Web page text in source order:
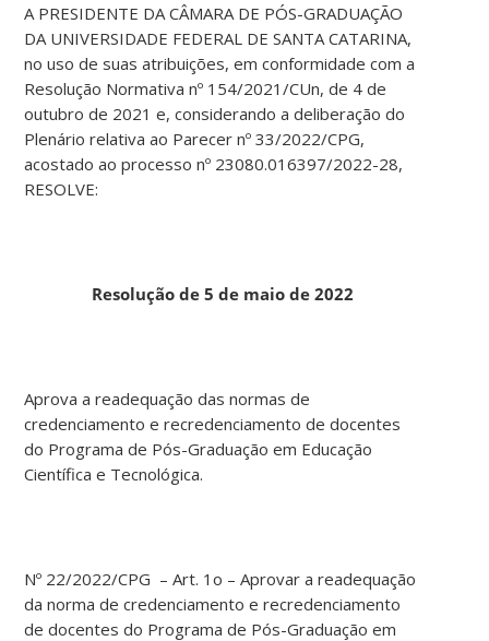
A PRESIDENTE DA CÂMARA DE PÓS-GRADUAÇÃO
DA UNIVERSIDADE FEDERAL DE SANTA CATARINA,
no uso de suas atribuições, em conformidade com a
Resolução Normativa nº 154/2021/CUn, de 4 de
outubro de 2021 e, considerando a deliberação do
Plenário relativa ao Parecer nº 33/2022/CPG,
acostado ao processo nº 23080.016397/2022-28,
RESOLVE:
Resolução de 5 de maio de 2022
Aprova a readequação das normas de
credenciamento e recredenciamento de docentes
do Programa de Pós-Graduação em Educação
Científica e Tecnológica.
Nº 22/2022/CPG – Art. 1o – Aprovar a readequação
da norma de credenciamento e recredenciamento
de docentes do Programa de Pós-Graduação em